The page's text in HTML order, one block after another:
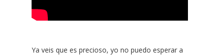
Ya veis que es precioso, yo no puedo esperar a